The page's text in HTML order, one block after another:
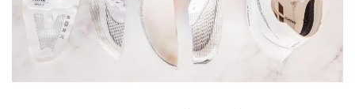
Placa Placa de carbono Placa de carbono Placa de
Rocker ✓ ✓ ✓